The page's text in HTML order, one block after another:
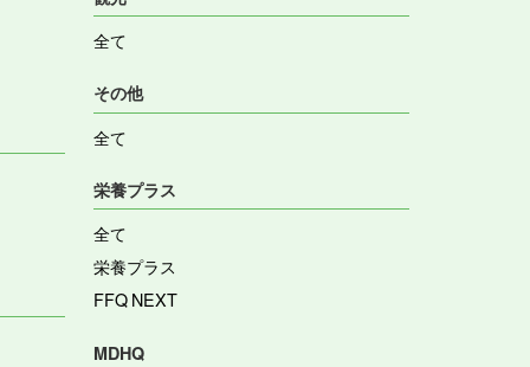
全て
その他
全て
栄養プラス
全て
栄養プラス
FFQ NEXT
MDHQ